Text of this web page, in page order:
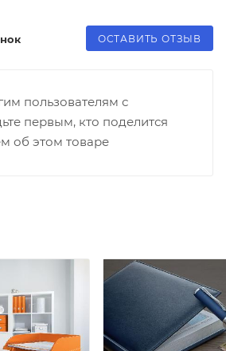
ОСТАВИТЬ ОТЗЫВ
пользователям с
первым, кто поделится
об этом товаре